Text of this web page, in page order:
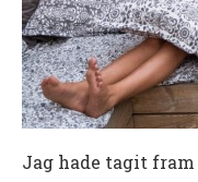
Jag hade tagit